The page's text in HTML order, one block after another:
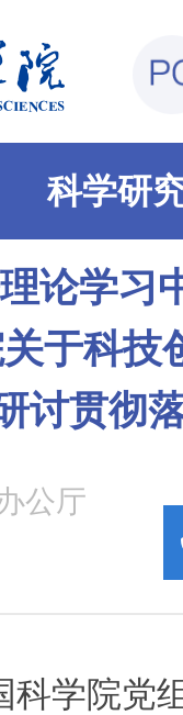
科学研
论学习
于科技
讨贯彻
公厅
学院党